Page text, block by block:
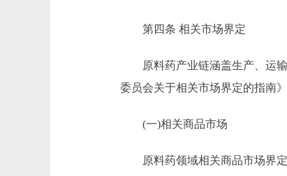
第四条 相关市场界定
原料药产业链涵盖生产、运输
委员会关于相关市场界定的指南
(一)相关商品市场
原料药领域相关商品市场界定